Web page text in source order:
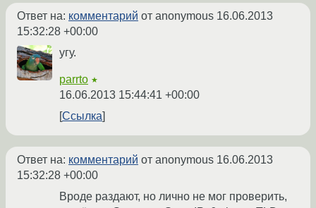
Ответ на: комментарий от anonymous 16.06.2013
15:32:28 +00:00
угу.
parrto ★
16.06.2013 15:44:41 +00:00
Ссылка
Ответ на: комментарий от anonymous 16.06.2013
15:32:28 +00:00
Вроде раздают, но лично не мог проверить,